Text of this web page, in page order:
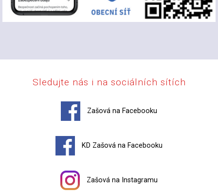
Sledujte nás i na sociálních sítích
Zašová na Facebooku
KD Zašová na Facebooku
Zašová na Instagramu